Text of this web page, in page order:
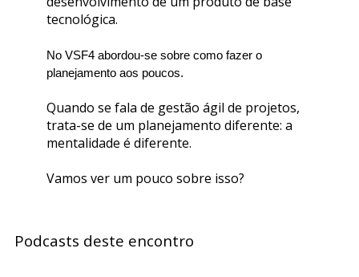
tecnológica.
No VSF4 abordou-se sobre como fazer o
planejamento aos poucos.
Quando se fala de gestão ágil de projetos,
trata-se de um planejamento diferente: a
mentalidade é diferente.
Vamos ver um pouco sobre isso?
Podcasts deste encontro